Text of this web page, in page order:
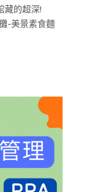
藏的超深!
-美景素食麵